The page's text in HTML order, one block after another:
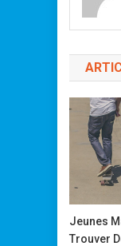
Jeunes
Trouver